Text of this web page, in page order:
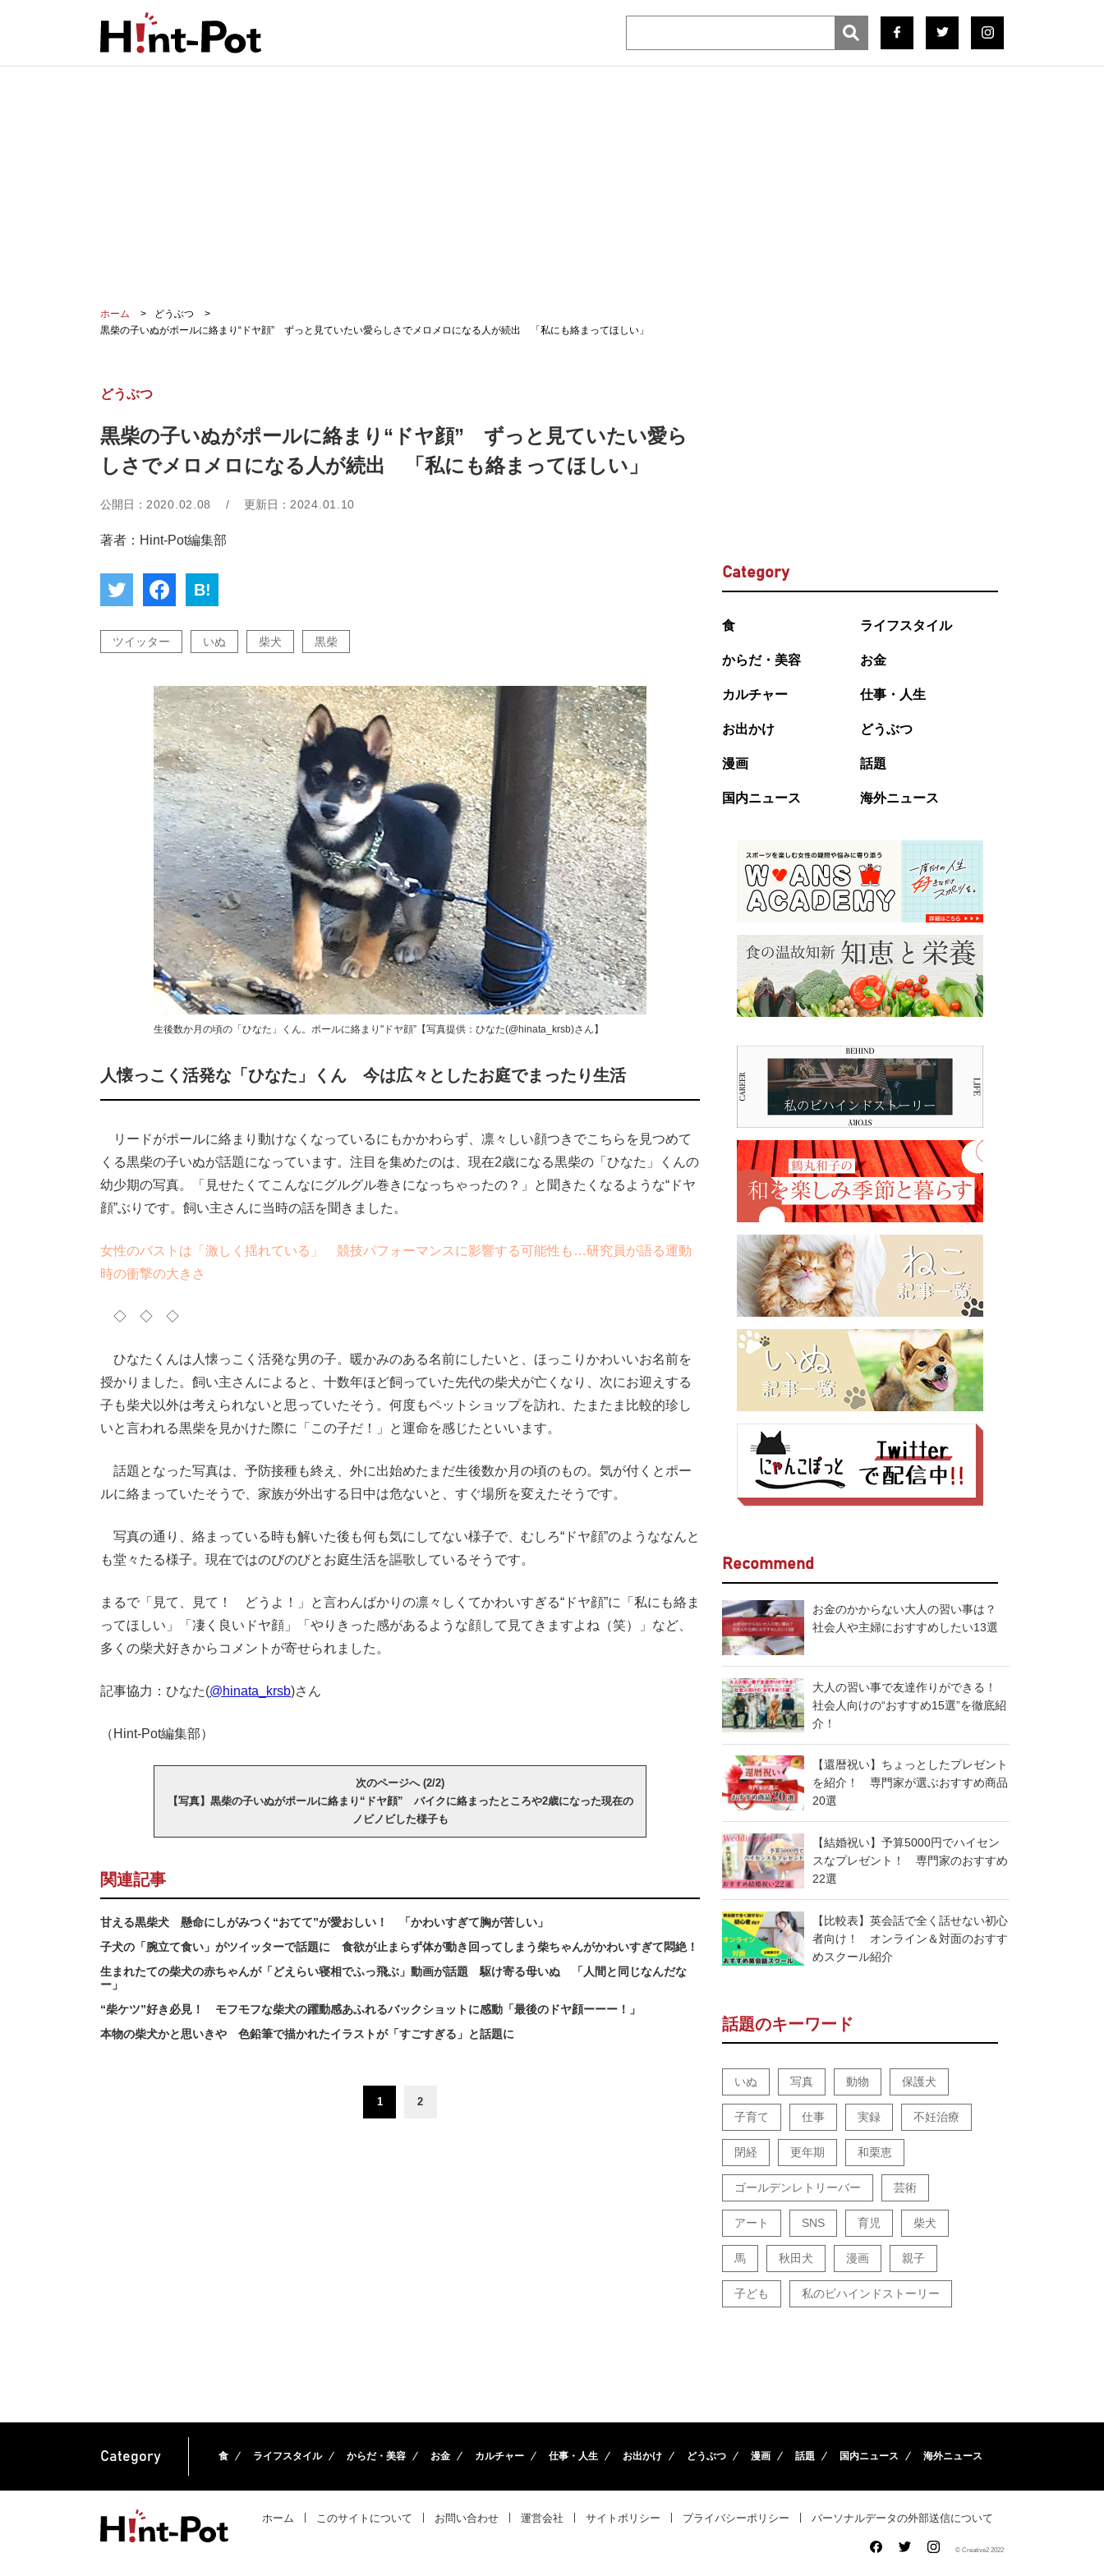
ホーム
どうぶつ
黒柴の子いぬがポールに絡まり“ドヤ顔” ずっと見ていたい愛らしさでメロメロになる人が続出 「私にも絡まってほしい」
どうぶつ
黒柴の子いぬがポールに絡まり“ドヤ顔” ずっと見ていたい愛ら
しさでメロメロになる人が続出 「私にも絡まってほしい」
公開日： 2020.02.08 / 更新日： 2024.01.10
著者：Hint-Pot編集部
B!
ツイッター いぬ 柴犬 黒柴
生後数か月の頃の「ひなた」くん。ポールに絡まり"ドヤ顔”【写真提供：ひなた(@hinata_krsb)さん】
人懐っこく活発な「ひなた」くん 今は広々としたお庭でまったり生活
リードがポールに絡まり動けなくなっているにもかかわらず、凛々しい顔つきでこちらを見つめて
くる黒柴の子いぬが話題になっています。注目を集めたのは、現在2歳になる黒柴の「ひなた」くんの
幼少期の写真。「見せたくてこんなにグルグル巻きになっちゃったの？」と聞きたくなるような“ドヤ
顔”ぶりです。飼い主さんに当時の話を聞きました。
女性のバストは「激しく揺れている」 競技パフォーマンスに影響する可能性も…研究員が語る運動
時の衝撃の大きさ
◇ ◇ ◇
ひなたくんは人懐っこく活発な男の子。暖かみのある名前にしたいと、ほっこりかわいいお名前を
授かりました。飼い主さんによると、十数年ほど飼っていた先代の柴犬が亡くなり、次にお迎えする
子も柴犬以外は考えられないと思っていたそう。何度もペットショップを訪れ、たまたま比較的珍し
いと言われる黒柴を見かけた際に「この子だ！」と運命を感じたといいます。
話題となった写真は、予防接種も終え、外に出始めたまだ生後数か月の頃のもの。気が付くとポー
ルに絡まっていたそうで、家族が外出する日中は危ないと、すぐ場所を変えたそうです。
写真の通り、絡まっている時も解いた後も何も気にしてない様子で、むしろ“ドヤ顔”のようななんと
も堂々たる様子。現在ではのびのびとお庭生活を謳歌しているそうです。
まるで「見て、見て！ どうよ！」と言わんばかりの凛々しくてかわいすぎる“ドヤ顔”に「私にも絡ま
ってほしい」「凄く良いドヤ顔」「やりきった感があるような顔して見てきますよね（笑）」など、
多くの柴犬好きからコメントが寄せられました。
記事協力：ひなた(@hinata_krsb)さん
（Hint-Pot編集部）
次のページへ (2/2)
【写真】黒柴の子いぬがポールに絡まり“ドヤ顔” バイクに絡まったところや2歳になった現在の
ノビノビした様子も
関連記事
甘える黒柴犬 懸命にしがみつく“おてて”が愛おしい！ 「かわいすぎて胸が苦しい」
子犬の「腕立て食い」がツイッターで話題に 食欲が止まらず体が動き回ってしまう柴ちゃんがかわいすぎて悶絶！
生まれたての柴犬の赤ちゃんが「どえらい寝相でふっ飛ぶ」動画が話題 駆け寄る母いぬ 「人間と同じなんだな
ー」
“柴ケツ”好き必見！ モフモフな柴犬の躍動感あふれるバックショットに感動「最後のドヤ顔ーーー！」
本物の柴犬かと思いきや 色鉛筆で描かれたイラストが「すごすぎる」と話題に
1 2
Category
食 ライフスタイル
からだ・美容 お金
カルチャー 仕事・人生
お出かけ どうぶつ
漫画 話題
国内ニュース 海外ニュース
Recommend
お金のかからない大人の習い事は？
社会人や主婦におすすめしたい13選
大人の習い事で友達作りができる！
社会人向けの“おすすめ15選”を徹底紹
介！
【還暦祝い】ちょっとしたプレゼント
を紹介！ 専門家が選ぶおすすめ商品
20選
【結婚祝い】予算5000円でハイセン
スなプレゼント！ 専門家のおすすめ
22選
【比較表】英会話で全く話せない初心
者向け！ オンライン＆対面のおすす
めスクール紹介
話題のキーワード
いぬ 写真 動物 保護犬
子育て 仕事 実録 不妊治療
閉経 更年期 和栗恵
ゴールデンレトリーバー 芸術
アート SNS 育児 柴犬
馬 秋田犬 漫画 親子
子ども 私のビハインドストーリー
Category 食 ライフスタイル からだ・美容 お金 カルチャー 仕事・人生 お出かけ どうぶつ 漫画 話題 国内ニュース 海外ニュース
ホーム このサイトについて お問い合わせ 運営会社 サイトポリシー プライバシーポリシー パーソナルデータの外部送信について
© Creative2 2022